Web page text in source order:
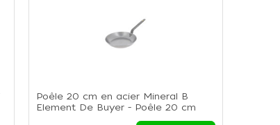
Poêle 20 cm en acier Mineral B
Element De Buyer - Poêle 20 cm